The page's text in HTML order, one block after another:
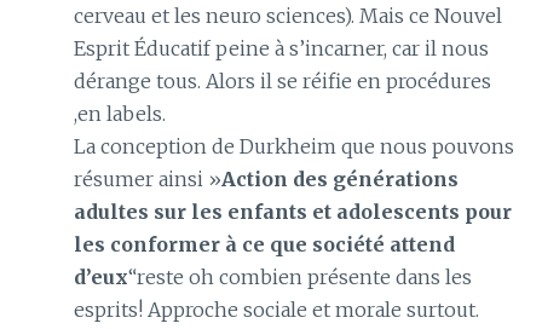
cerveau et les neuro sciences). Mais ce Nouvel
Esprit Éducatif peine à s’incarner, car il nous
dérange tous. Alors il se réifie en procédures
,en labels.
La conception de Durkheim que nous pouvons
résumer ainsi »Action des générations
adultes sur les enfants et adolescents pour
les conformer à ce que société attend
d’eux“reste oh combien présente dans les
esprits! Approche sociale et morale surtout.